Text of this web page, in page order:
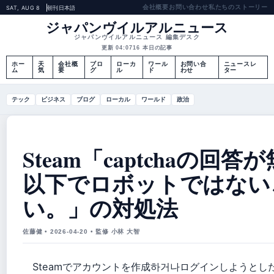
SAT, AUG 8 朝刊日本語 会社概要お問い合わせ私たちのストーリー
ジャパンヴイルアルニュース
ジャパンヴイルアルニュース 編集デスク
更新 04:0716 本日の記事
ホー
ム
天
気
会社概
要
ブロ
グ
ローカ
ル
ワール
ド
お問い合
わせ
ニュースレ
ター
テック ビジネス ブログ ローカル ワールド 政治
Steam「captchaの回答
以下でロボットではな
い。」の対処法
佐藤健 • 2026-04-20 • 監修 小林 大智
Steamでアカウントを作成하거나ログインしようと